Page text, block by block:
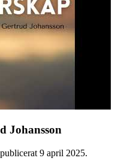
Johansson
9 april 2025.